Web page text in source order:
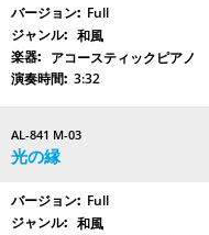
Full
和風
アコースティックピアノ
3:32
AL-841 M-03
光の縁
Full
和風